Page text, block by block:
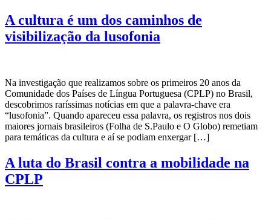
A cultura é um dos caminhos de
visibilização da lusofonia
Na investigação que realizamos sobre os primeiros 20 anos da
Comunidade dos Países de Língua Portuguesa (CPLP) no Brasil,
descobrimos raríssimas notícias em que a palavra-chave era
“lusofonia”. Quando apareceu essa palavra, os registros nos dois
maiores jornais brasileiros (Folha de S.Paulo e O Globo) remetiam
para temáticas da cultura e aí se podiam enxergar […]
A luta do Brasil contra a mobilidade na
CPLP